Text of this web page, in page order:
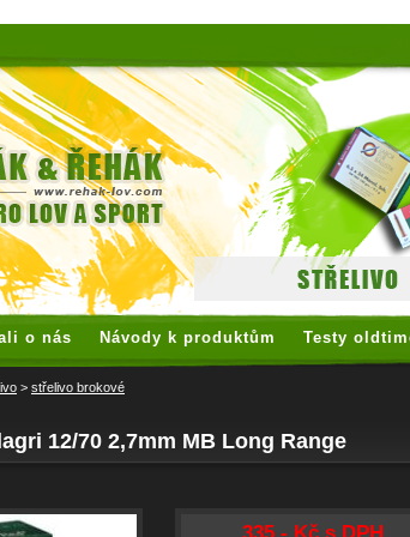
o nás Návody k produktům Testy
> střelivo brokové
12/70 2,7mm MB Long Range